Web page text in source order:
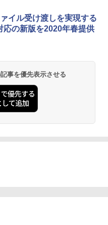
イル受け渡しを実現する
応の新版を2020年春提供
事を優先表示させる